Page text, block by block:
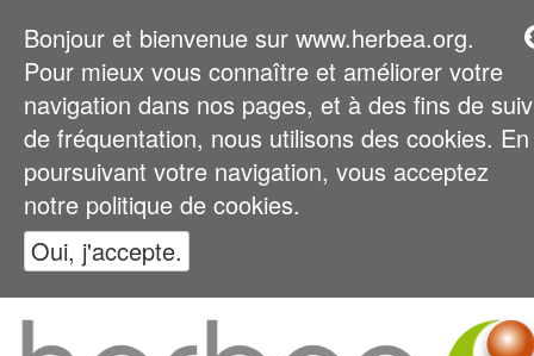
Bonjour et bienvenue sur www.herbea.org.
Pour mieux vous connaître et améliorer votre
navigation dans nos pages, et à des fins de
de fréquentation, nous utilisons des cookies. En
poursuivant votre navigation, vous acceptez
notre politique de cookies.
Oui, j'accepte.